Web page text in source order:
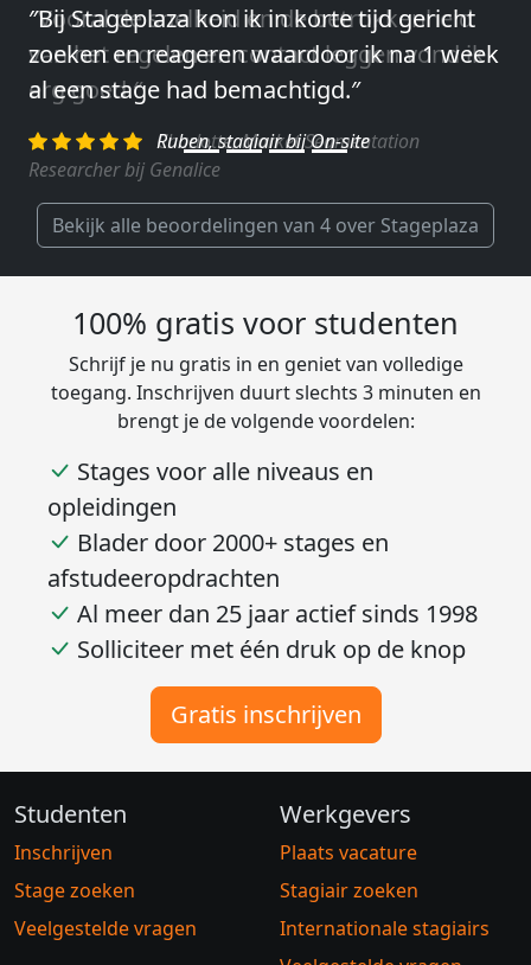
″Vooral de snelheid en de betrokkenheid
van het regelen en contact leggen vond ik
erg goed.″
Charlotte, Market Segmentation
Researcher bij Genalice
Bekijk alle beoordelingen van 4 over Stageplaza
100% gratis voor studenten
Schrijf je nu gratis in en geniet van volledige
toegang. Inschrijven duurt slechts 3 minuten en
brengt je de volgende voordelen:
Stages voor alle niveaus en
opleidingen
Blader door 2000+ stages en
afstudeeropdrachten
Al meer dan 25 jaar actief sinds 1998
Solliciteer met één druk op de knop
Gratis inschrijven
Studenten
Inschrijven
Stage zoeken
Veelgestelde vragen
Werkgevers
Plaats vacature
Stagiair zoeken
Internationale stagiairs